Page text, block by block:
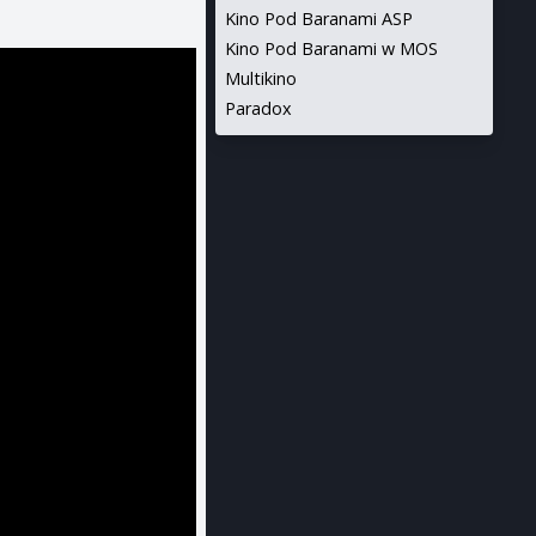
Kino Pod Baranami ASP
Kino Pod Baranami w MOS
Multikino
Paradox